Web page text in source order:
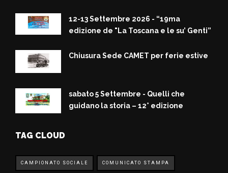
12-13 Settembre 2026 - “19ma
edizione de "La Toscana e le su’ Genti”
Chiusura Sede CAMET per ferie estive
sabato 5 Settembre - Quelli che
guidano la storia – 12° edizione
TAG CLOUD
CAMPIONATO SOCIALE COMUNICATO STAMPA